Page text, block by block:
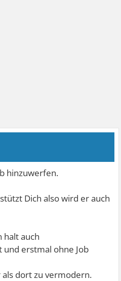
hinzuwerfen.
Dich also wird er auch
halt auch
erstmal ohne Job
als dort zu vermodern.